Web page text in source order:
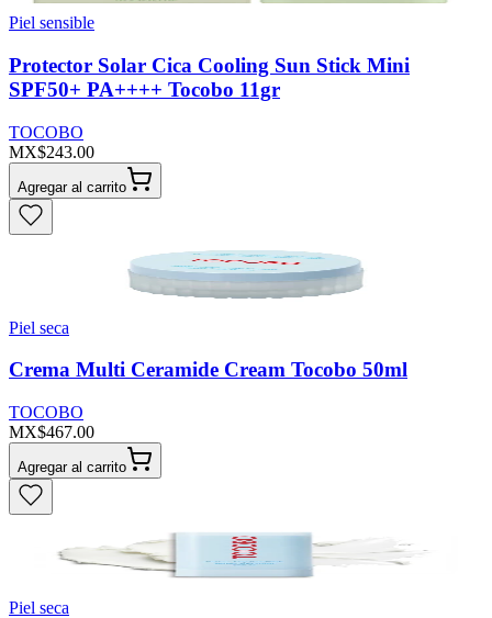
Piel sensible
Protector Solar Cica Cooling Sun Stick Mini
SPF50+ PA++++ Tocobo 11gr
TOCOBO
MX$243.00
Agregar al carrito
Piel seca
Crema Multi Ceramide Cream Tocobo 50ml
TOCOBO
MX$467.00
Agregar al carrito
Piel seca